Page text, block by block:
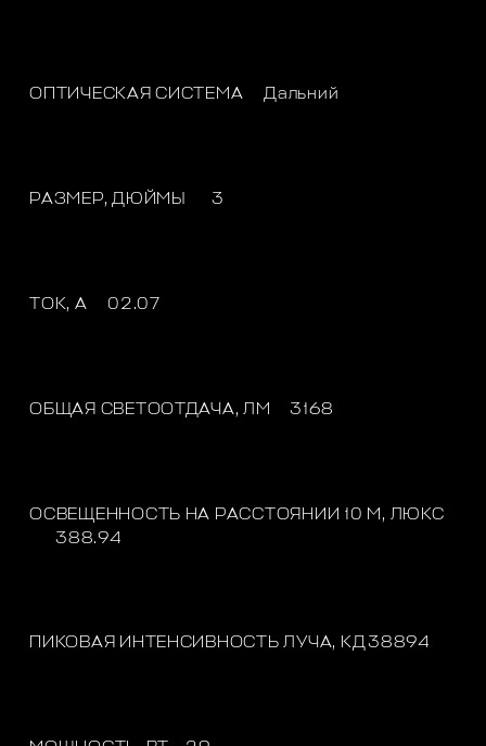
ОПТИЧЕСКАЯ СИСТЕМА Дальний
РАЗМЕР, ДЮЙМЫ 3
ТОК, A 02.07
ОБЩАЯ СВЕТООТДАЧА, ЛМ 3168
ОСВЕЩЕННОСТЬ НА РАССТОЯНИИ 10 М, ЛЮКС
388.94
ПИКОВАЯ ИНТЕНСИВНОСТЬ ЛУЧА, КД38894